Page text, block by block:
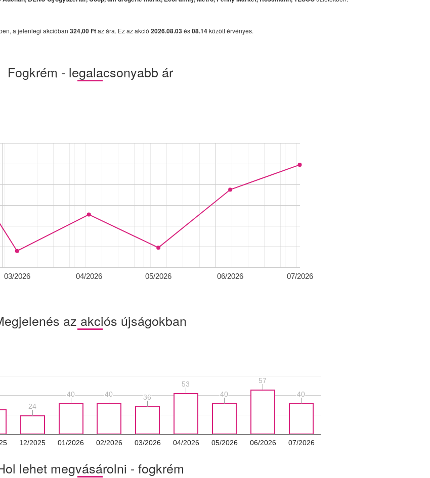
a jelenlegi akcióban 324,00 Ftaz ára. Ez az akció 2026.08.03és08.14között érvényes.
Fogkrém - legalacsonyabb ár
03/2026 04/2026 05/2026 06/2026 07/2026
az akciós újságokban
12/2025 01/2026 02/2026 03/2026 04/2026 05/2026 06/2026 07/2026
24
24
40
40 40
40 36
36
53
53
40
40
57
57
40
40
lehet megvásárolni - fogkrém